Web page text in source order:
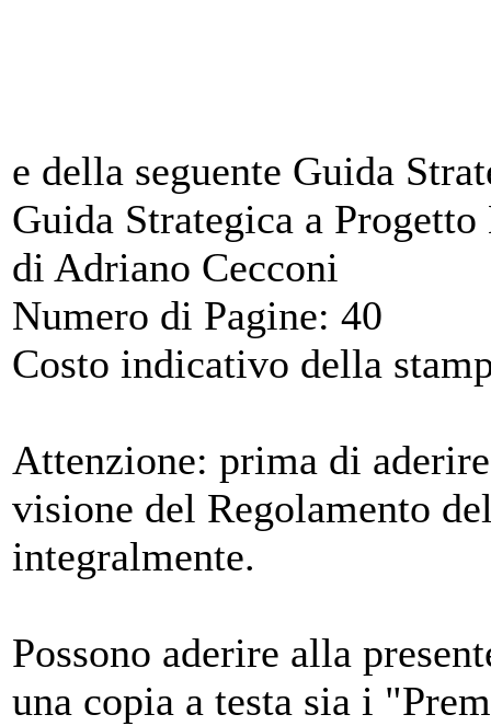
e della seguente Guida
Guida Strategica a
di Adriano Cecconi
Numero di Pagine: 40
Costo indicativo della
Attenzione: prima di
visione del Regolamento
integralmente.
Possono aderire alla
una copia a testa sia i